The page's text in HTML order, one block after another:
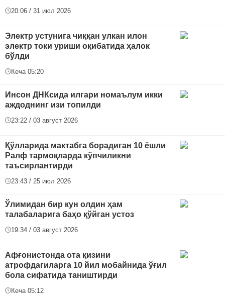
20:06 / 31 июл 2026
Электр устунига чиққан улкан илон
электр токи уриши оқибатида ҳалок
бўлди
Кеча 05:20
Инсон ДНКсида илгари номаълум икки
аждоднинг изи топилди
23:22 / 03 август 2026
Қўлларида мактабга борадиган 10 ёшли
Ралф тармоқларда кўпчиликни
таъсирлантирди
23:43 / 25 июл 2026
Ўлимидан бир кун олдин ҳам
талабаларига баҳо қўйган устоз
19:34 / 03 август 2026
Афғонистонда ота қизини
атрофдагиларга 10 йил мобайнида ўғил
бола сифатида таништирди
Кеча 05:12